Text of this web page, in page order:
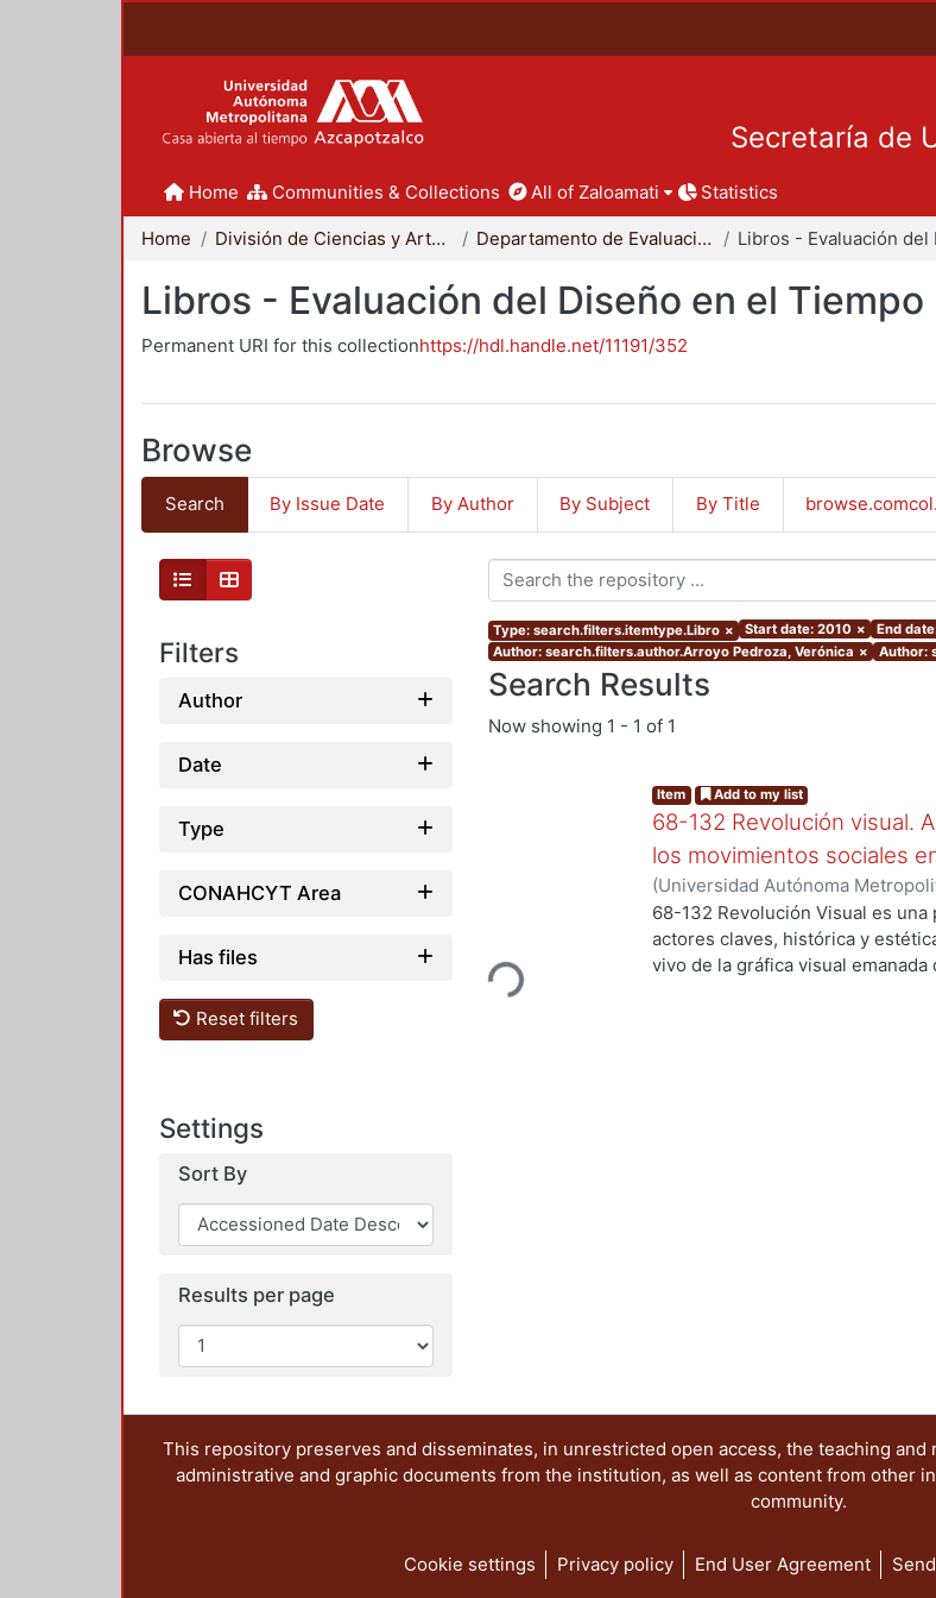
Secretaría de
Home Communities & Collections All of Zaloamati Statistics
Home División de Ciencias y Artes para el Diseño Departamento de Evaluación del Diseño en el Tiempo
Libros - Evaluación del Diseño en el Tiempo
Permanent URI for this collectionhttps://hdl.handle.net/11191/352
Browse
Search By Issue Date By Author By Subject By Title
Filters
Author
Date
Type
CONAHCYT Area
Has files
Reset filters
Settings
Sort By
Results per page
Type: search.filters.itemtype.Libro × Start date: 2010 × End
Author: search.filters.author.Arroyo Pedroza, Verónica × Author:
Search Results
Now showing 1 - 1 of 1
Loading...
Item Add to my list
68-132 Revolución visual.
los movimientos sociales
(Universidad Autónoma
Ortiz Leroux, Jorge Gabriel;
Vega, Jorge;Del Castillo
Casas, Arnulfo;Tamayo, Sergio;
68-132 Revolución Visual es
actores claves, histórica y
vivo de la gráfica visual
apuntaló la lucha democrática a
lugar, al problematizar el
movimiento #YoSoy132, así
This repository preserves and disseminates, in unrestricted open access, the teaching
administrative and graphic documents from the institution, as well as content from other
community.
Cookie settings Privacy policy End User Agreement